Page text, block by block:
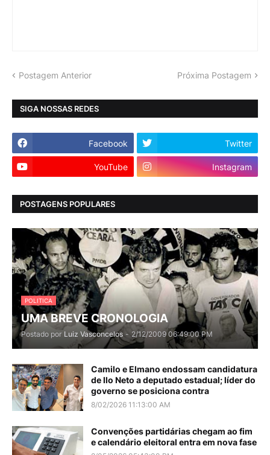
Postagem Anterior Próxima Postagem
SIGA NOSSAS REDES
Facebook Twitter
YouTube Instagram
POSTAGENS POPULARES
POLITICA
UMA BREVE CRONOLOGIA
Postado por Luiz Vasconcelos - 2/12/2009 06:49:00 PM
Camilo e Elmano endossam candidatura
de Ilo Neto a deputado estadual; líder do
governo se posiciona contra
8/02/2026 11:13:00 AM
Convenções partidárias chegam ao fim
e calendário eleitoral entra em nova fase